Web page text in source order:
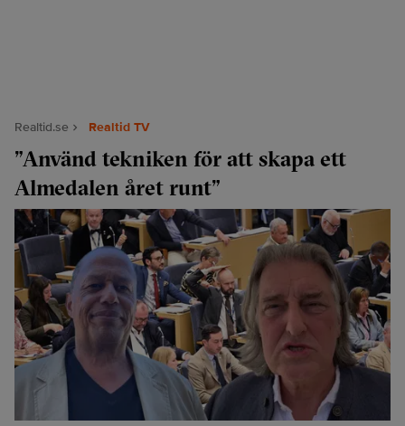
Realtid.se Realtid TV
”Använd tekniken för att skapa ett
Almedalen året runt”